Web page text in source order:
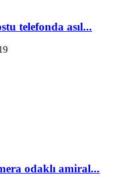
telefonda asıl...
odaklı amiral...